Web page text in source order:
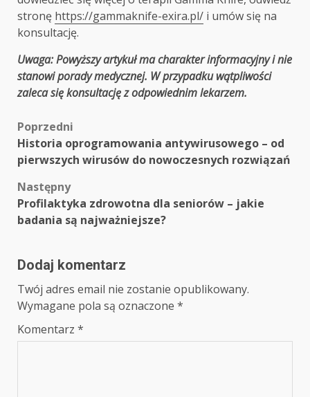
stronę https://gammaknife-exira.pl/ i umów się na
konsultację.
Uwaga: Powyższy artykuł ma charakter informacyjny i nie
stanowi porady medycznej. W przypadku wątpliwości
zaleca się konsultację z odpowiednim lekarzem.
Zobacz
wpisy
Poprzedni
Historia oprogramowania antywirusowego – od
pierwszych wirusów do nowoczesnych rozwiązań
Następny
Profilaktyka zdrowotna dla seniorów – jakie
badania są najważniejsze?
Dodaj komentarz
Twój adres email nie zostanie opublikowany.
Wymagane pola są oznaczone *
Komentarz *